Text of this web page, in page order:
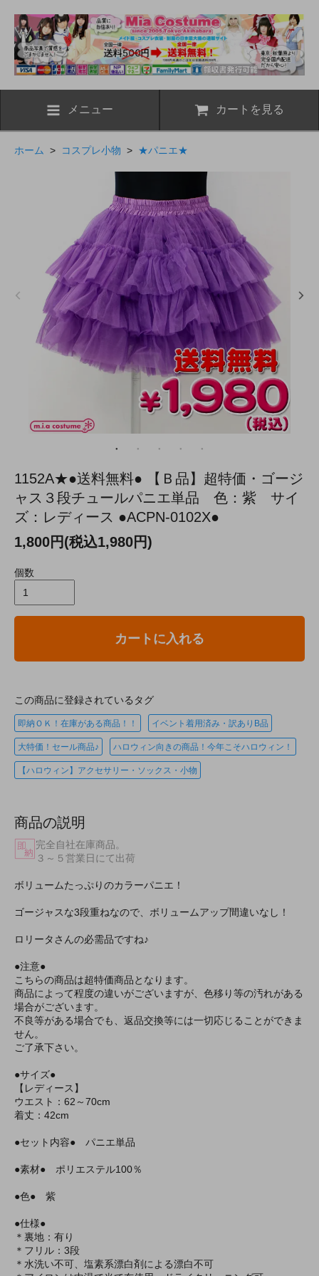
メニュー カートを見る
ホーム > コスプレ小物 > ★パニエ★
1152A★●送料無料● 【Ｂ品】超特価・ゴージ
ャス３段チュールパニエ単品 色：紫 サイ
ズ：レディース ●ACPN-0102X●
1,800円(税込1,980円)
個数
カートに入れる
この商品に登録されているタグ
即納ＯＫ！在庫がある商品！！ イベント着用済み・訳ありB品
大特価！セール商品♪ ハロウィン向きの商品！今年こそハロウィン！
【ハロウィン】アクセサリー・ソックス・小物
商品の説明
完全自社在庫商品。
３～５営業日にて出荷
ボリュームたっぷりのカラーパニエ！
ゴージャスな3段重ねなので、ボリュームアップ間違いなし！
ロリータさんの必需品ですね♪
●注意●
こちらの商品は超特価商品となります。
商品によって程度の違いがございますが、色移り等の汚れがある
場合がございます。
不良等がある場合でも、返品交換等には一切応じることができま
せん。
ご了承下さい。
●サイズ●
【レディース】
ウエスト：62～70cm
着丈：42cm
●セット内容● パニエ単品
●素材● ポリエステル100％
●色● 紫
●仕様●
＊裏地：有り
＊フリル：3段
＊水洗い不可、塩素系漂白剤による漂白不可